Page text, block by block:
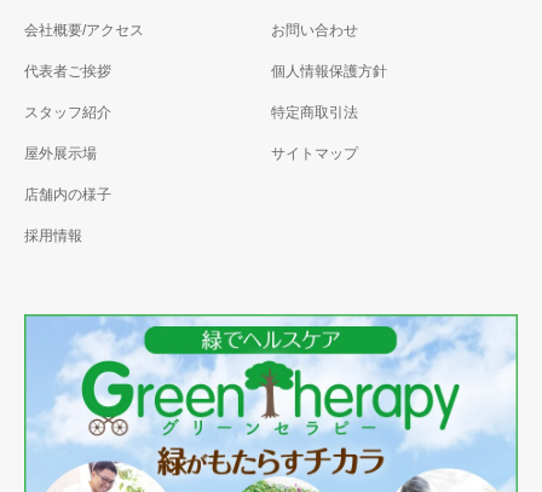
会社概要/アクセス
代表者ご挨拶
スタッフ紹介
屋外展示場
店舗内の様子
採用情報
お問い合わせ
個人情報保護方針
特定商取引法
サイトマップ